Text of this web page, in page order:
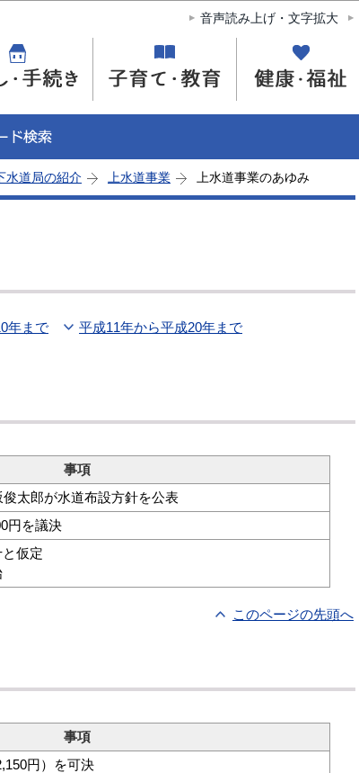
このページの本文へ移動
音声読み上げ・文字拡大
水道局の紹介 上水道事業 上水道事業のあゆみ
年まで
平成11年から平成20年まで
事項
太郎が水道布設方針を公表
円を議決
仮定
このページの先頭へ
事項
円）を可決